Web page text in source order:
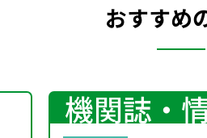
おすすめ
機関誌・